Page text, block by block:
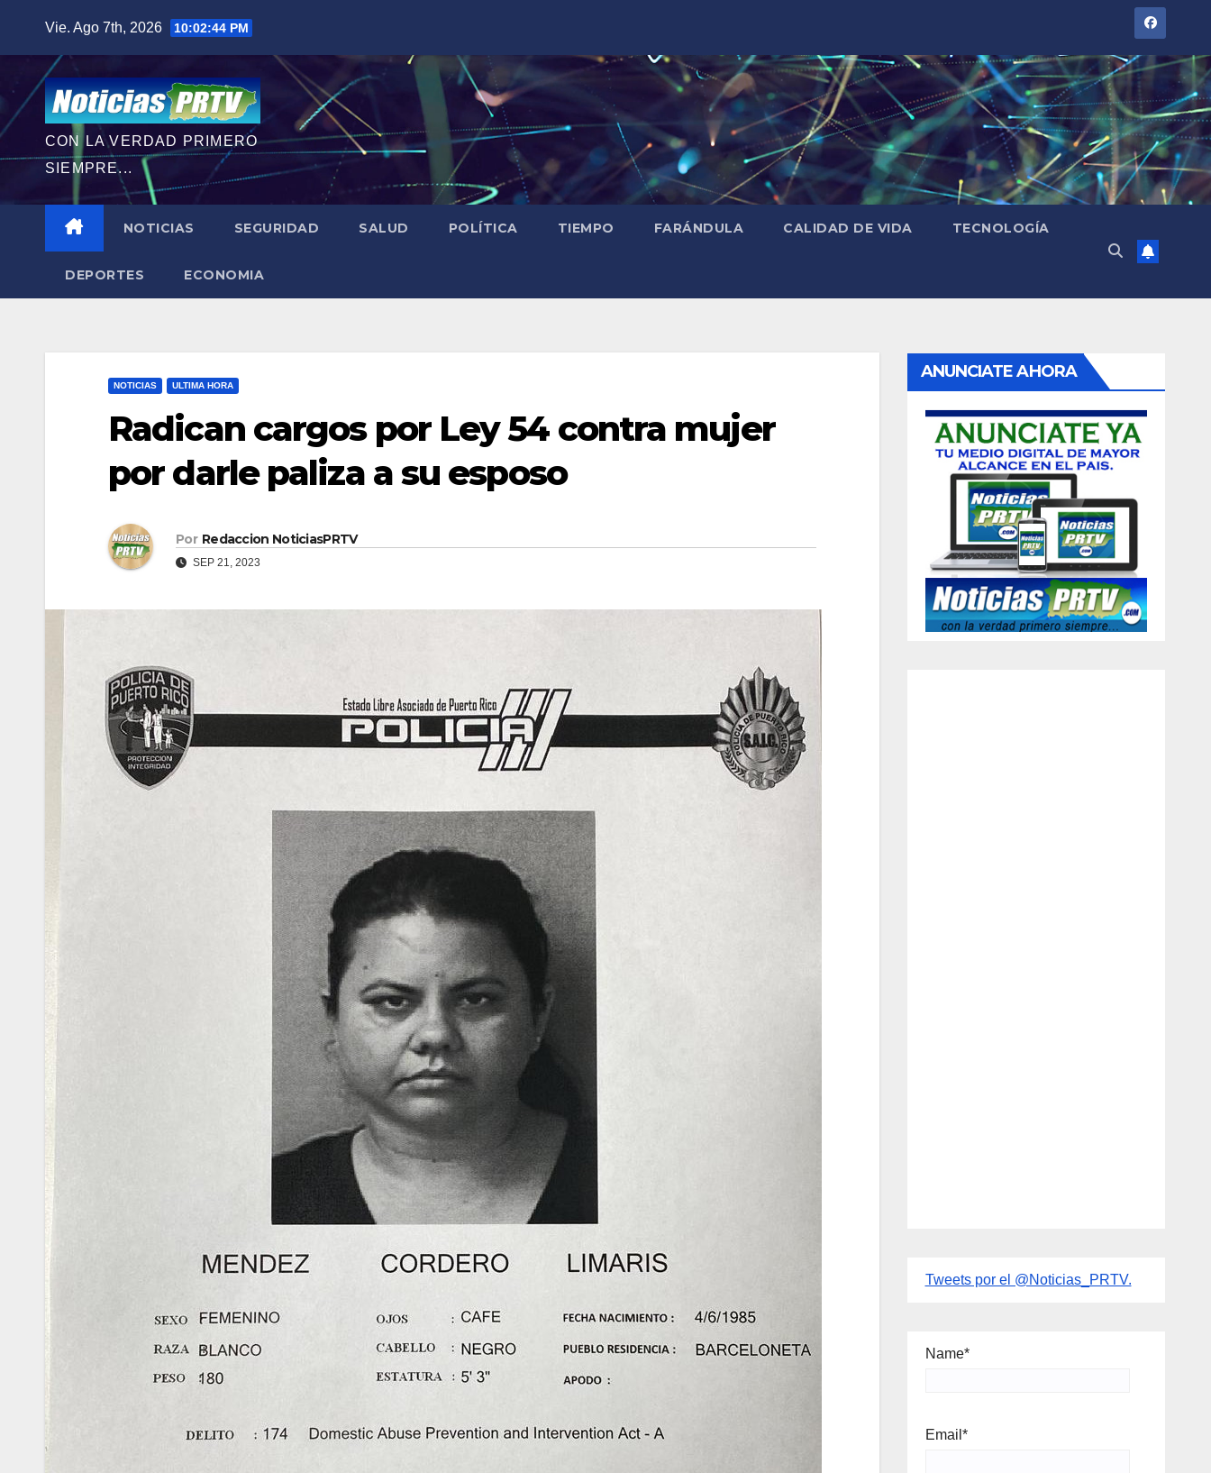
contenido
Vie. Ago 7th, 2026 10:02:46 PM
CON LA VERDAD PRIMERO
SIEMPRE...
NOTICIAS SEGURIDAD SALUD POLÍTICA TIEMPO FARÁNDULA CALIDAD DE VIDA TECNOLOGÍA
DEPORTES ECONOMIA
NOTICIAS ULTIMA HORA
Radican cargos por Ley 54 contra mujer
por darle paliza a su esposo
Por Redaccion NoticiasPRTV
SEP 21, 2023
ANUNCIATE AHORA
Tweets por el @Noticias_PRTV.
Name*
Email*